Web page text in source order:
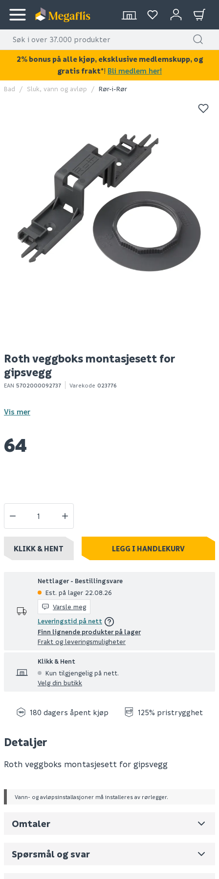
KAN DISSE VÆRE AV INTERESSE?
Roth endestykkesett
med avtapping/lufting
642
Roth kutter til
quickbox
2 685
Bad Sluk, vann og avløp Rør-i-Rør
Roth veggboks montasjesett for
gipsvegg
EAN 5702000092737 Varekode 023776
Vis mer
64
KLIKK & HENT LEGG I HANDLEKURV
Nettlager - Bestillingsvare
Est. på lager 22.08.26
Varsle meg
Leveringstid på nett
Finn lignende produkter på lager
Frakt og leveringsmuligheter
Klikk & Hent
Kun tilgjengelig på nett.
Velg din butikk
180 dagers åpent kjøp 125% pristrygghet
Detaljer
Roth veggboks montasjesett for gipsvegg
Vann- og avløpsinstallasjoner må installeres av rørlegger.
Omtaler
Spørsmål og svar
2% bonus på alle kjøp, eksklusive medlemskupp, og
gratis frakt*! Bli medlem her!